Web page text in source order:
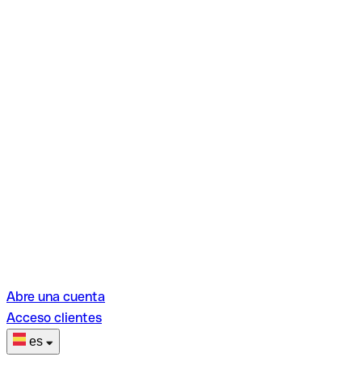
Abre una cuenta
Acceso clientes
es